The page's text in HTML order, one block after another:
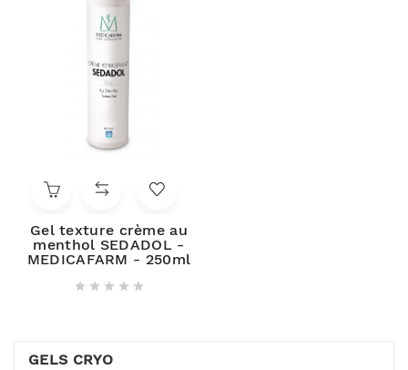
Gel texture crème au
menthol SEDADOL -
MEDICAFARM - 250ml
    
GELS CRYO